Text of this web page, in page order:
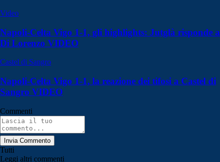
Video
Napoli-Celta Vigo 1-1, gli highlights: Jutglà risponde a
Di Lorenzo VIDEO
Castel di Sangro
Napoli-Celta Vigo 1-1, la reazione dei tifosi a Castel di
Sangro VIDEO
Commenti
Invia Commento
Tutti
Leggi altri commenti